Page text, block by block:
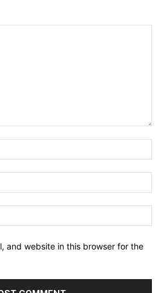
and website in this browser for the